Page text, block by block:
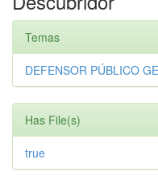
Temas
DEFENSOR PÚBLICO
Has File(s)
true